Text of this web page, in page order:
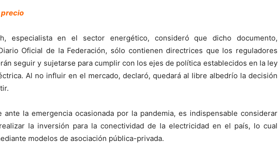
especialista en el sector energético, consideró que dicho documento,
Oficial de la Federación, sólo contienen directrices que los reguladores
seguir y sujetarse para cumplir con los ejes de política establecidos en la ley
Al no influir en el mercado, declaró, quedará al libre albedrío la decisión
ante la emergencia ocasionada por la pandemia, es indispensable considerar
la inversión para la conectividad de la electricidad en el país, lo cual
modelos de asociación pública-privada.